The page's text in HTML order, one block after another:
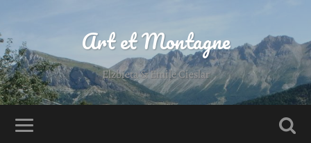
Art et Montagne
Elzbieta & Emile Cieslar